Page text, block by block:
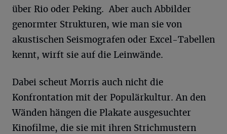
über Rio oder Peking. Aber auch Abbilder
genormter Strukturen, wie man sie von
akustischen Seismografen oder Excel-Tabellen
kennt, wirft sie auf die Leinwände.
Dabei scheut Morris auch nicht die
Konfrontation mit der Populärkultur. An den
Wänden hängen die Plakate ausgesuchter
Kinofilme, die sie mit ihren Strichmustern